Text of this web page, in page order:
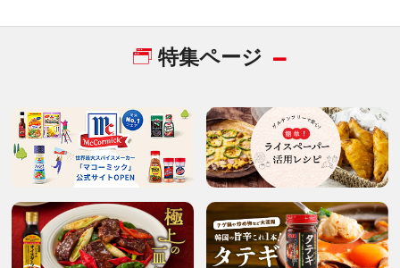
特集ページ